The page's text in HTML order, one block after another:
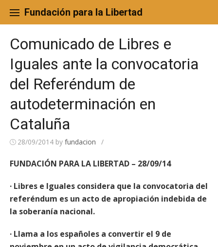
content
Fundación para la Libertad
Comunicado de Libres e
Iguales ante la convocatoria
del Referéndum de
autodeterminación en
Cataluña
28/09/2014 by fundacion /
FUNDACIÓN PARA LA LIBERTAD – 28/09/14
· Libres e Iguales considera que la convocatoria del
referéndum es un acto de apropiación indebida de
la soberanía nacional.
· Llama a los españoles a convertir el 9 de